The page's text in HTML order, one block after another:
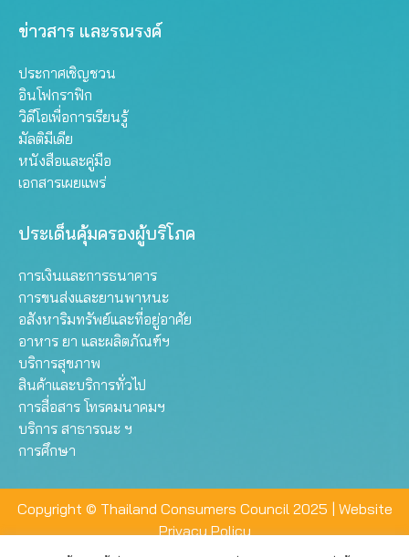
ข่าวสาร และรณรงค์
ประกาศเชิญชวน
อินโฟกราฟิก
วิดีโอเพื่อการเรียนรู้
มัลติมีเดีย
หนังสือและคู่มือ
เอกสารเผยแพร่
ประเด็นคุ้มครองผู้บริโภค
การเงินและการธนาคาร
การขนส่งและยานพาหนะ
อสังหาริมทรัพย์และที่อยู่อาศัย
อาหาร ยา และผลิตภัณฑ์ฯ
บริการสุขภาพ
สินค้าและบริการทั่วไป
การสื่อสาร โทรคมนาคมฯ
บริการ สาธารณะ ฯ
การศึกษา
Copyright © Thailand Consumers Council 2025 | Website
Privacy Policy